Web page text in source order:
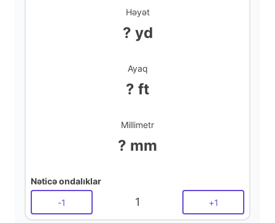
Həyət
? yd
Ayaq
? ft
Millimetr
? mm
Nəticə ondalıklar
-1 1 +1